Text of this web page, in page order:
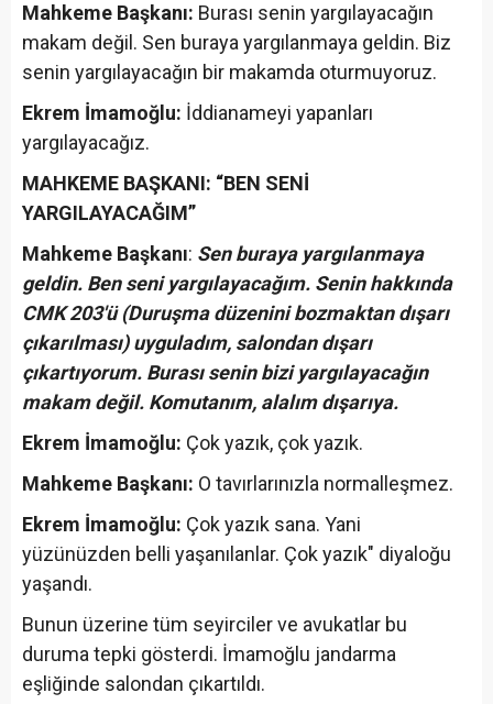
Mahkeme Başkanı: Burası senin yargılayacağın
makam değil. Sen buraya yargılanmaya geldin. Biz
senin yargılayacağın bir makamda oturmuyoruz.
Ekrem İmamoğlu: İddianameyi yapanları
yargılayacağız.
MAHKEME BAŞKANI: “BEN SENİ
YARGILAYACAĞIM”
Mahkeme Başkanı: Sen buraya yargılanmaya
geldin. Ben seni yargılayacağım. Senin hakkında
CMK 203'ü (Duruşma düzenini bozmaktan dışarı
çıkarılması) uyguladım, salondan dışarı
çıkartıyorum. Burası senin bizi yargılayacağın
makam değil. Komutanım, alalım dışarıya.
Ekrem İmamoğlu: Çok yazık, çok yazık.
Mahkeme Başkanı: O tavırlarınızla normalleşmez.
Ekrem İmamoğlu: Çok yazık sana. Yani
yüzünüzden belli yaşanılanlar. Çok yazık" diyaloğu
yaşandı.
Bunun üzerine tüm seyirciler ve avukatlar bu
duruma tepki gösterdi. İmamoğlu jandarma
eşliğinde salondan çıkartıldı.